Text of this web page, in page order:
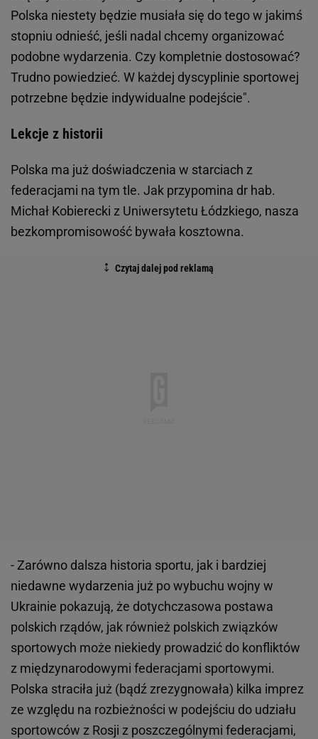
Polska niestety będzie musiała się do tego w jakimś
stopniu odnieść, jeśli nadal chcemy organizować
podobne wydarzenia. Czy kompletnie dostosować?
Trudno powiedzieć. W każdej dyscyplinie sportowej
potrzebne będzie indywidualne podejście".
Lekcje z historii
Polska ma już doświadczenia w starciach z
federacjami na tym tle. Jak przypomina dr hab.
Michał Kobierecki z Uniwersytetu Łódzkiego, nasza
bezkompromisowość bywała kosztowna.
- Zarówno dalsza historia sportu, jak i bardziej
niedawne wydarzenia już po wybuchu wojny w
Ukrainie pokazują, że dotychczasowa postawa
polskich rządów, jak również polskich związków
sportowych może niekiedy prowadzić do konfliktów
z międzynarodowymi federacjami sportowymi.
Polska straciła już (bądź zrezygnowała) kilka imprez
ze względu na rozbieżności w podejściu do udziału
sportowców z Rosji z poszczególnymi federacjami,